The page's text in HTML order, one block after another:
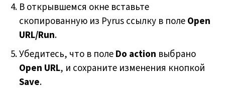
В открывшемся окне вставьте
скопированную из Pyrus ссылку в полеOpen
URL/Run.
Убедитесь, что в полеDo action выбрано
Open URL, и сохраните изменения кнопкой
Save.